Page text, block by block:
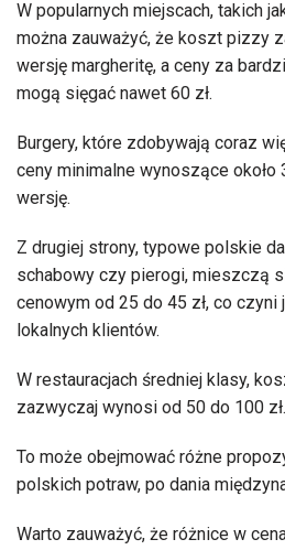
W popularnych miejscach, takich
można zauważyć, że koszt pizzy
wersję margheritę, a ceny za
mogą sięgać nawet 60 zł.
Burgery, które zdobywają coraz
ceny minimalne wynoszące około
wersję.
Z drugiej strony, typowe polskie
schabowy czy pierogi, mieszczą
cenowym od 25 do 45 zł, co
lokalnych klientów.
W restauracjach średniej klasy,
zazwyczaj wynosi od 50 do 100 zł.
To może obejmować różne
polskich potraw, po dania
Warto zauważyć, że różnice w